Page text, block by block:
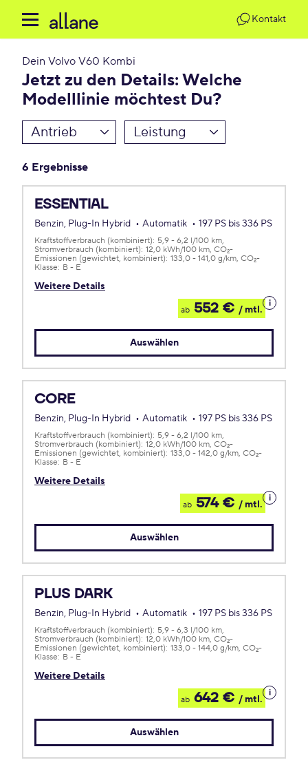
Kontakt
Dein Volvo V60 Kombi
Jetzt zu den Details: Welche
Modelllinie möchtest Du?
Antrieb Leistung
6 Ergebnisse
ESSENTIAL
Benzin, Plug-In Hybrid Automatik 197 PS bis 336 PS
Weitere Details
Kraftstoffverbrauch (kombiniert): 5,9 - 6,2 l/100 km
Stromverbrauch (kombiniert): 12,0 kWh/100 km CO2-
Emissionen (gewichtet, kombiniert): 133,0 - 141,0 g/km CO2-
Klasse: B - E
ab 552 € / mtl.
Details
zum
Auswählen
CORE
Benzin, Plug-In Hybrid Automatik 197 PS bis 336 PS
Weitere Details
Kraftstoffverbrauch (kombiniert): 5,9 - 6,2 l/100 km
Stromverbrauch (kombiniert): 12,0 kWh/100 km CO2-
Emissionen (gewichtet, kombiniert): 133,0 - 142,0 g/km CO2-
Klasse: B - E
ab 574 € / mtl.
Details
zum
Auswählen
PLUS DARK
Benzin, Plug-In Hybrid Automatik 197 PS bis 336 PS
Weitere Details
Kraftstoffverbrauch (kombiniert): 5,9 - 6,3 l/100 km
Stromverbrauch (kombiniert): 12,0 kWh/100 km CO2-
Emissionen (gewichtet, kombiniert): 133,0 - 144,0 g/km CO2-
Klasse: B - E
ab 642 € / mtl.
Details
zum
Auswählen